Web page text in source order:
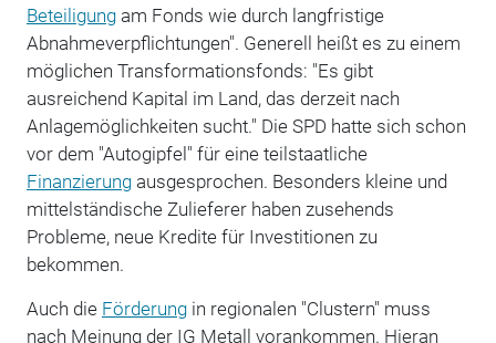
Beteiligungam Fonds wie durch langfristige
Abnahmeverpflichtungen". Generell heißt es zu einem
möglichen Transformationsfonds: "Es gibt
ausreichend Kapital im Land, das derzeit nach
Anlagemöglichkeiten sucht." Die SPD hatte sich schon
vor dem "Autogipfel" für eine teilstaatliche
Finanzierungausgesprochen. Besonders kleine und
mittelständische Zulieferer haben zusehends
Probleme, neue Kredite für Investitionen zu
bekommen.
Auch die Förderungin regionalen "Clustern" muss
nach Meinung der IG Metall vorankommen. Hieran